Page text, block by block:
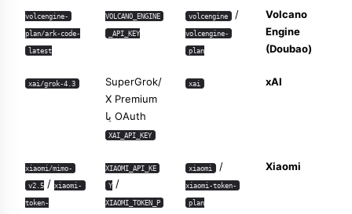
Volcano
Engine
(Doubao)
volcengine /
volcengine-
plan
VOLCANO_ENGINE
_API_KEY
volcengine-
plan/ark-code-
latest
xAI
xai
SuperGrok/
X Premium
OAuth یا
XAI_API_KEY
xai/grok-4.3
Xiaomi
xiaomi /
xiaomi-token-
plan
XIAOMI_API_KE
Y /
XIAOMI_TOKEN_P
xiaomi/mimo-
v2.5 /xiaomi-
token-